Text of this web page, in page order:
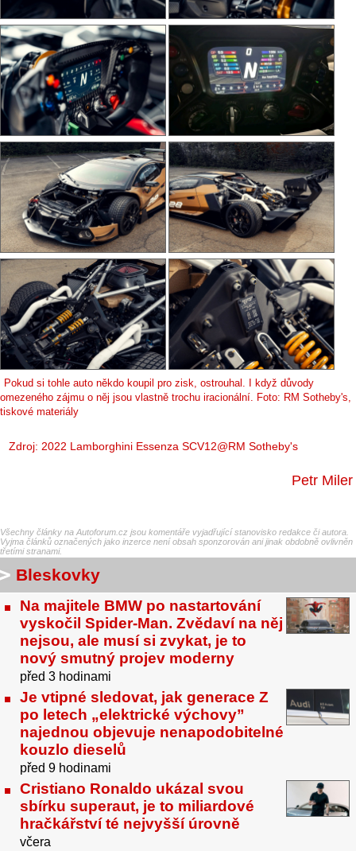
Pokud si tohle auto někdo koupil pro zisk, ostrouhal. I když důvody
omezeného zájmu o něj jsou vlastně trochu iracionální. Foto: RM Sotheby's,
tiskové materiály
Zdroj: 2022 Lamborghini Essenza SCV12@RM Sotheby's
Petr Miler
Všechny články na Autoforum.cz jsou komentáře vyjadřující stanovisko redakce či autora.
Vyjma článků označených jako inzerce není obsah sponzorován ani jinak obdobně ovlivněn
třetími stranami.
Bleskovky
Na majitele BMW po nastartování
vyskočil Spider-Man. Zvědaví na něj
nejsou, ale musí si zvykat, je to
nový smutný projev moderny
před 3 hodinami
Je vtipné sledovat, jak generace Z
po letech „elektrické výchovy”
najednou objevuje nenapodobitelné
kouzlo dieselů
před 9 hodinami
Cristiano Ronaldo ukázal svou
sbírku superaut, je to miliardové
hračkářství té nejvyšší úrovně
včera